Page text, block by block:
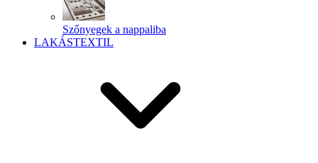
Szőnyegek a nappaliba
LAKÁSTEXTIL